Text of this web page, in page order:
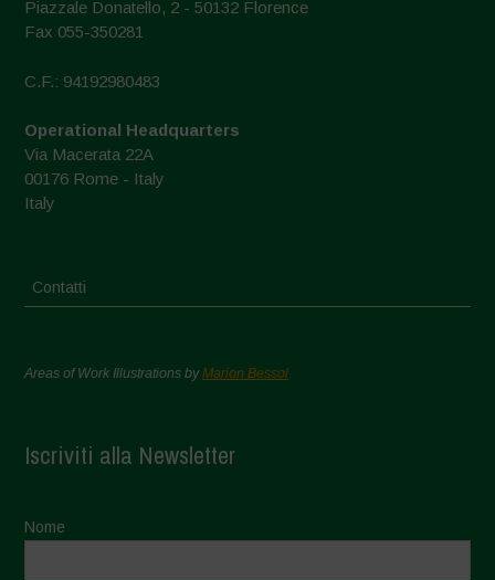
Piazzale Donatello, 2 - 50132 Florence
Fax 055-350281
C.F.: 94192980483
Operational Headquarters
Via Macerata 22A
00176 Rome - Italy
Italy
Contatti
Areas of Work Illustrations byMarion Bessol
Iscriviti alla Newsletter
Nome